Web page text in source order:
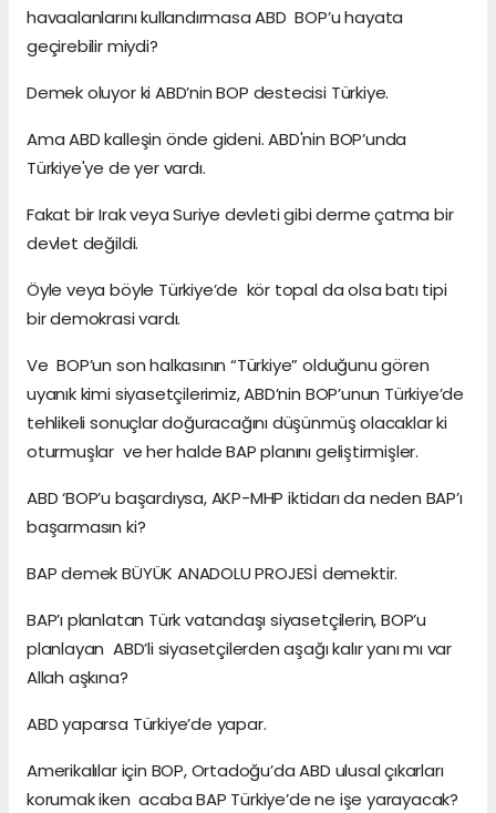
havaalanlarını kullandırmasa ABD BOP’u hayata
geçirebilir miydi?
Demek oluyor ki ABD’nin BOP destecisi Türkiye.
Ama ABD kalleşin önde gideni. ABD'nin BOP’unda
Türkiye'ye de yer vardı.
Fakat bir Irak veya Suriye devleti gibi derme çatma bir
devlet değildi.
Öyle veya böyle Türkiye’de kör topal da olsa batı tipi
bir demokrasi vardı.
Ve BOP’un son halkasının “Türkiye” olduğunu gören
uyanık kimi siyasetçilerimiz, ABD’nin BOP’unun Türkiye’de
tehlikeli sonuçlar doğuracağını düşünmüş olacaklar ki
oturmuşlar ve her halde BAP planını geliştirmişler.
ABD ‘BOP’u başardıysa, AKP-MHP iktidarı da neden BAP’ı
başarmasın ki?
BAP demek BÜYÜK ANADOLU PROJESİ demektir.
BAP’ı planlatan Türk vatandaşı siyasetçilerin, BOP’u
planlayan ABD’li siyasetçilerden aşağı kalır yanı mı var
Allah aşkına?
ABD yaparsa Türkiye’de yapar.
Amerikalılar için BOP, Ortadoğu’da ABD ulusal çıkarları
korumak iken acaba BAP Türkiye’de ne işe yarayacak?